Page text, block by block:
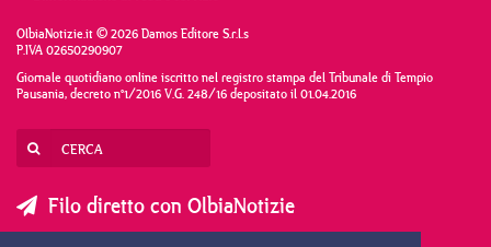
OlbiaNotizie.it © 2026 Damos Editore S.r.l.s
P.IVA 02650290907
Giornale quotidiano online iscritto nel registro stampa del Tribunale di Tempio
Pausania, decreto n°1/2016 V.G. 248/16 depositato il 01.04.2016
Filo diretto con OlbiaNotizie